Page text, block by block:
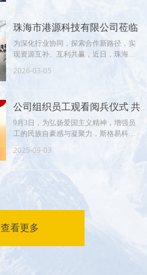
珠海市港源科技有限公司莅临
我司参观交流 共商合作大计
共启发展新篇
为深化行业协同，探索合作新路径，实
现资源互补、互利共赢，近日，珠海市
技”）核心团队一行莅临我司参观交流，
布局等议题展开深入洽谈，达成多项共
识。
2026-03-05
公司组织员工观看阅兵仪式 共
抒爱国情与奋斗志
9月3日，为弘扬爱国主义精神，增强员
工的民族自豪感与凝聚力，斯格易科技
兵仪式直播。
2025-09-03
查看更多